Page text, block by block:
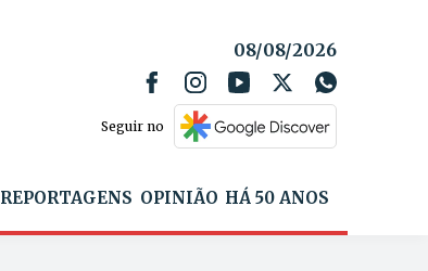
08/08/2026
Seguir no
REPORTAGENS OPINIÃO HÁ 50 ANOS